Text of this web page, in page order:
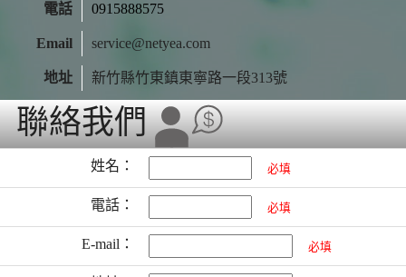
電話 0915888575
Email service@netyea.com
地址 新竹縣竹東鎮東寧路一段313號
聯絡我們
姓名： 必填
電話： 必填
E-mail： 必填